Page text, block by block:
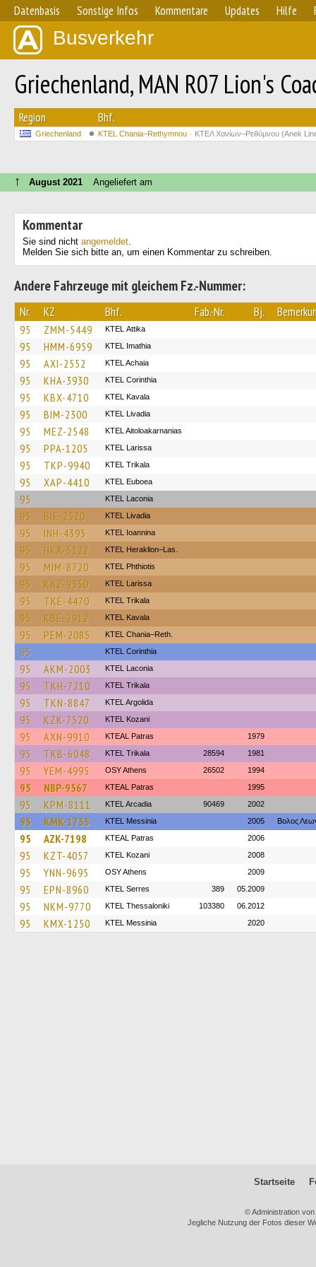
Datenbasis Sonstige Infos Kommentare Updates Hilfe
Busverkehr
Griechenland, MAN R07 Lion's
Region Bhf.
Griechenland KTEL Chania–Rethymnou ΚΤΕΛ Χανίων–Ρεθύμνου (Anek
↑ August 2021 Angeliefert am
Kommentar
Sie sind nicht angemeldet.
Melden Sie sich bitte an, um einen Kommentar zu schreiben.
Andere Fahrzeuge mit gleichem Fz.-Nummer:
Nr. KZ Bhf. Fab.-Nr. Bj.
95 ZMM-5449 KΤΕL Αttika
95 HMM-6959 KTEL Imathia
95 AXI-2552 KTEL Achaia
95 KHA-3930 KTEL Corinthia
95 KBX-4710 KTEL Kavala
95 BIM-2300 KTEL Livadia
95 MEZ-2548 KTEL Aitoloakarnanias
95 PPA-1205 KTEL Larissa
95 TKP-9940 ΚΤΕL Τrikala
95 XAP-4410 ΚΤΕL Euboea
95 ΚΤΕL Laconia
95 BIE-2520 KTEL Livadia
95 INH-4395 KTEL Ioannina
95 HKX-5122 KTEL Heraklion–Las.
95 MIM-8720 ΚΤΕL Phthiotis
95 KAZ-9350 KTEL Larissa
95 TKE-4470 ΚΤΕL Τrikala
95 KBE-2912 KTEL Kavala
95 PEM-2085 KTEL Chania–Reth.
95 KTEL Corinthia
95 AKM-2003 ΚΤΕL Laconia
95 TKH-7210 ΚΤΕL Τrikala
95 TKN-8847 KTEL Argolida
95 KZK-7520 ΚΤΕL Kozani
95 AXN-9910 KTEAL Patras 1979
95 TKB-6048 ΚΤΕL Τrikala 28594 1981
95 YEM-4995 OSY Athens 26502 1994
95 NBP-9567 KTEAL Patras 1995
95 KPM-8111 KTEL Arcadia 90469 2002
95 KMK-1735 KTEL Messinia 2005 Βολος
95 AZK-7198 KTEAL Patras 2006
95 KZT-4057 ΚΤΕL Kozani 2008
95 YNN-9695 OSY Athens 2009
95 EPN-8960 KTEL Serres 389 05.2009
95 NKM-9770 KTEL Thessaloniki 103380 06.2012
95 KMX-1250 KTEL Messinia 2020
Startseite
© Administration
Jegliche Nutzung der Fotos dieser